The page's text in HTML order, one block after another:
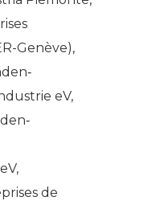
Genève),
eV,
de